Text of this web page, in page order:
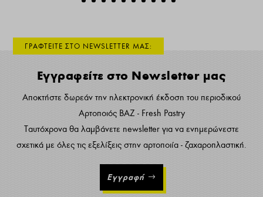
ΓΡΑΦΤΕΙΤΕ ΣΤΟ NEWSLETTER ΜΑΣ:
Εγγραφείτε στο Newsletter μας
Αποκτήστε δωρεάν την ηλεκτρονική έκδοση του περιοδικού
Αρτοποιός ΒΑΖ - Fresh Pastry
Ταυτόχρονα θα λαμβάνετε newsletter για να ενημερώνεστε
σχετικά με όλες τις εξελίξεις στην αρτοποιία - ζαχαροπλαστική.
Εγγραφή